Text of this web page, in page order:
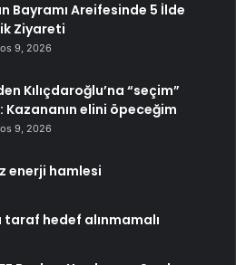
Bayramı Areifesinde 5 İlde
Ziyareti
9, 2026
Kılıçdaroğlu’na “seçim”
Kazananın elini öpeceğim
9, 2026
enerji hamlesi
hedef alınmamalı